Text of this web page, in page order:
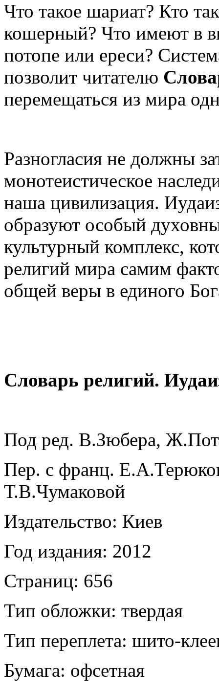
Что такое шариат? Кто
кошерный? Что имеют в
потопе или ереси?
позволит читателю
перемещаться из мира
Разногласия не должны
монотеистическое
наша цивилизация.
образуют особый
культурный комплекс,
религий мира самим
общей веры в единого
Словарь религий.
Под ред. В.Зюбера,
Пер. с франц.
Т.В.Чумаковой
Издательство: Киев
Год издания: 2012
Страниц: 656
Тип обложки: твердая
Тип переплета: шито-
Бумага: офсетная